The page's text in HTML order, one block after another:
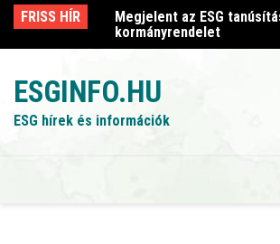
Skip
content
FRISS HÍR
szóló
Megjelent az ESG
kormányrendelet
ESGINFO.HU
ESG hírek és információk